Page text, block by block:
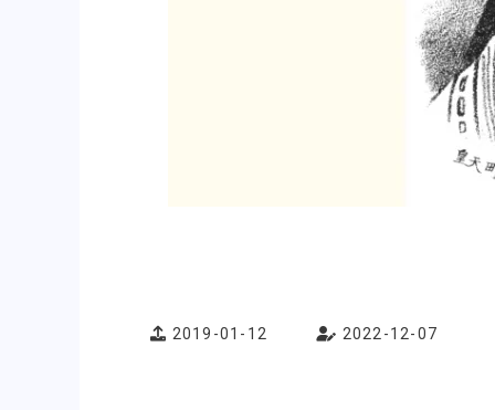
2019-01-12 2022-12-07